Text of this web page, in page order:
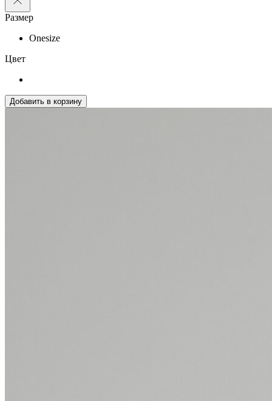
Размер
Onesize
Цвет
Добавить в корзину